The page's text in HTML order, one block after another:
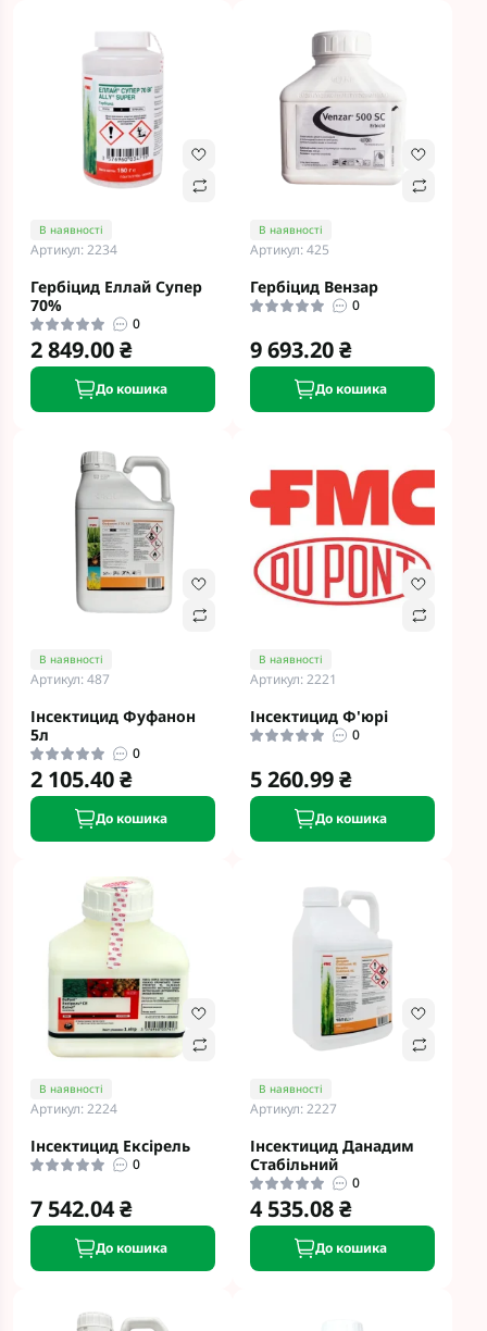
В наявності
Артикул: 2234
Гербіцид Еллай Супер
70%
0
2 849.00 ₴
До кошика
В наявності
Артикул: 425
Гербіцид Вензар
0
9 693.20 ₴
До кошика
В наявності
Артикул: 487
Інсектицид Фуфанон
5л
0
2 105.40 ₴
До кошика
В наявності
Артикул: 2221
Інсектицид Ф'юрі
0
5 260.99 ₴
До кошика
В наявності
Артикул: 2224
Інсектицид Ексірель
0
7 542.04 ₴
До кошика
В наявності
Артикул: 2227
Інсектицид Данадим
Стабільний
0
4 535.08 ₴
До кошика